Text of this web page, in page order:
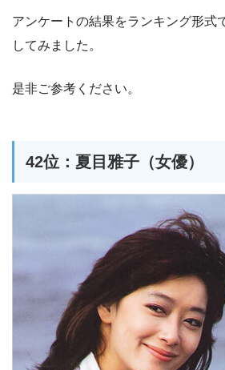
アンケートの結果をランキング形式
してみました。
是非ご参考ください。
42位：夏目雅子（女優）